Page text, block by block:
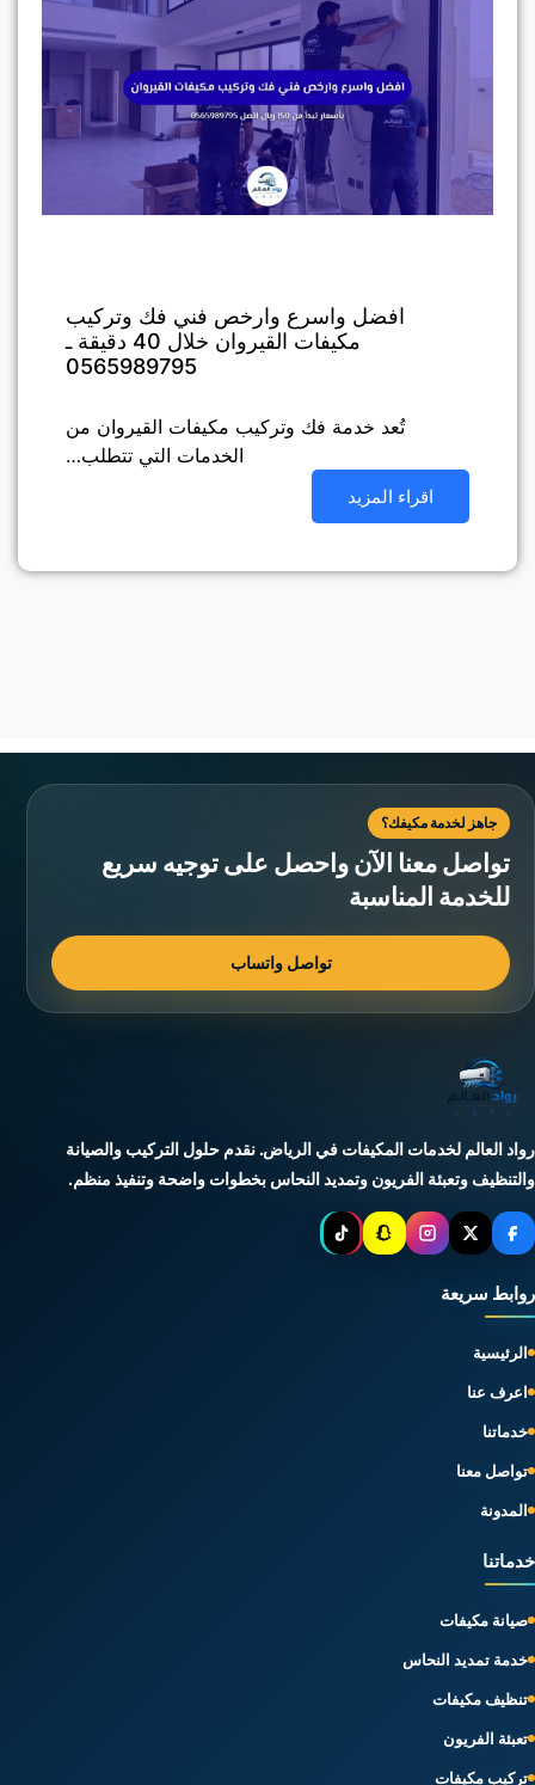
افضل واسرع وارخص فني فك وتركيب
مكيفات القيروان خلال 40 دقيقة ـ
0565989795
تُعد خدمة فك وتركيب مكيفات القيروان من
الخدمات التي تتطلب…
اقراء المزيد
جاهز لخدمة مكيفك؟
تواصل معنا الآن واحصل على توجيه سريع
للخدمة المناسبة
تواصل واتساب
رواد العالم لخدمات المكيفات في الرياض. نقدم حلول التركيب والصيانة
والتنظيف وتعبئة الفريون وتمديد النحاس بخطوات واضحة وتنفيذ منظم.
روابط سريعة
الرئيسية
اعرف عنا
خدماتنا
تواصل معنا
المدونة
خدماتنا
صيانة مكيفات
خدمة تمديد النحاس
تنظيف مكيفات
تعبئة الفريون
تركيب مكيفات